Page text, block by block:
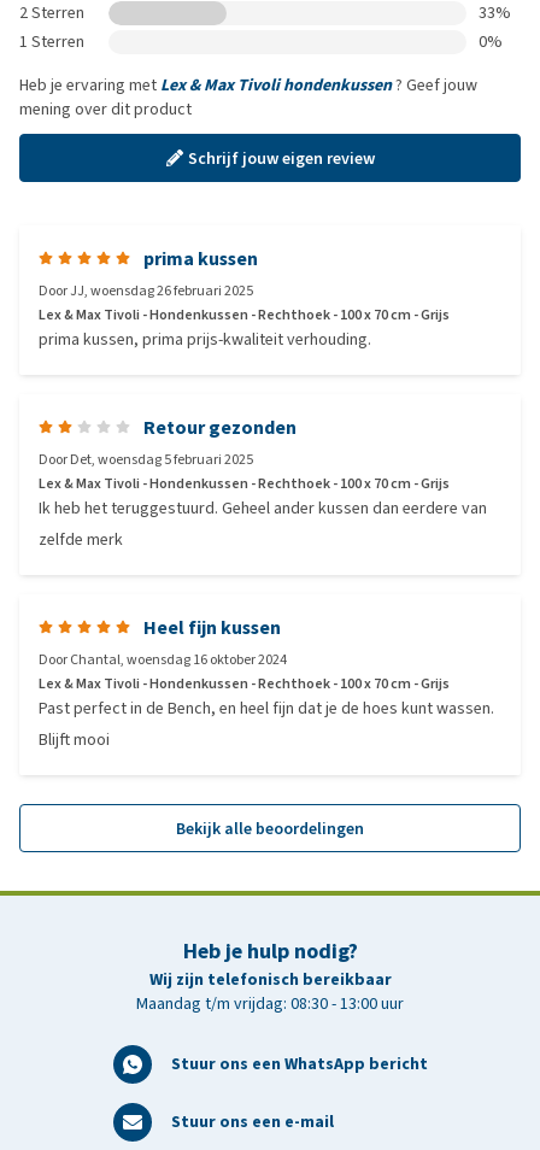
2 Sterren
33%
1 Sterren
0%
Heb je ervaring met Lex & Max Tivoli hondenkussen? Geef jouw
mening over dit product
Schrijf jouw eigen review
prima kussen
DoorJJ,woensdag 26 februari 2025
Lex & Max Tivoli - Hondenkussen - Rechthoek - 100 x 70 cm - Grijs
prima kussen, prima prijs-kwaliteit verhouding.
Retour gezonden
DoorDet,woensdag 5 februari 2025
Lex & Max Tivoli - Hondenkussen - Rechthoek - 100 x 70 cm - Grijs
Ik heb het teruggestuurd. Geheel ander kussen dan eerdere van
zelfde merk
Heel fijn kussen
DoorChantal,woensdag 16 oktober 2024
Lex & Max Tivoli - Hondenkussen - Rechthoek - 100 x 70 cm - Grijs
Past perfect in de Bench, en heel fijn dat je de hoes kunt wassen.
Blijft mooi
Bekijk alle beoordelingen
Heb je hulp nodig?
Wij zijn telefonisch bereikbaar
Maandag t/m vrijdag: 08:30 - 13:00 uur
Stuur ons een WhatsApp bericht
Stuur ons een e-mail